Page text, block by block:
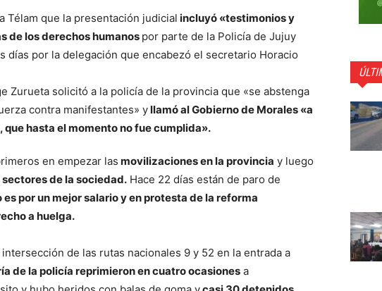
Télam que la presentación judicial incluyó «testimonios y
de los derechos humanos por parte de la Policía de Jujuy
días por la delegación que encabezó el secretario Horacio
Zurueta solicitó a la policía de la provincia que «se abstenga
contra manifestantes» yllamó al Gobierno de Morales «a
hasta el momento no fue cumplida».
en empezar las movilizaciones en la provincia y luego
de la sociedad. Hace 22 días están de paro de
es por un mejor salario y en protesta de la reforma
a huelga.
de las rutas nacionales 9 y 52 en la entrada a
de la policía reprimieron en cuatro ocasiones a